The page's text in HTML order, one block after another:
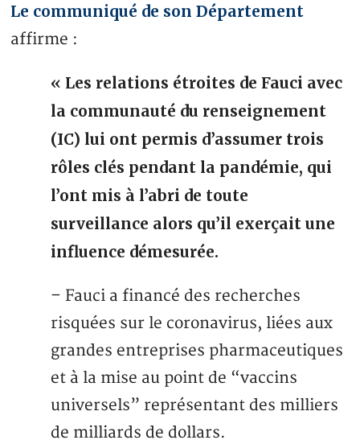
Le communiqué de son Département
affirme :
« Les relations étroites de Fauci avec
la communauté du renseignement
(IC) lui ont permis d’assumer trois
rôles clés pendant la pandémie, qui
l’ont mis à l’abri de toute
surveillance alors qu’il exerçait une
influence démesurée.
– Fauci a financé des recherches
risquées sur le coronavirus, liées aux
grandes entreprises pharmaceutiques
et à la mise au point de “vaccins
universels” représentant des milliers
de milliards de dollars.